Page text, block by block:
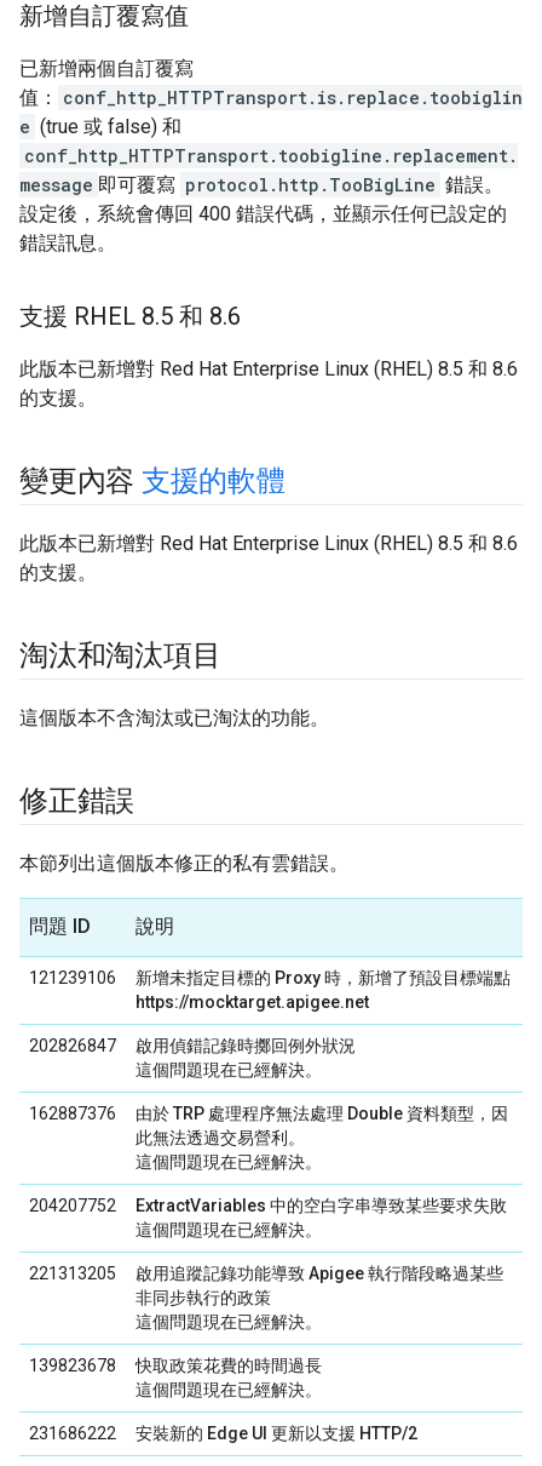
新增自訂覆寫值
已新增兩個自訂覆寫
值：
conf_http_HTTPTransport.is.replace.toobiglin
e (true 或 false) 和
conf_http_HTTPTransport.toobigline.replacement.
message 即可覆寫 protocol.http.TooBigLine 錯誤。
設定後，系統會傳回 400 錯誤代碼，並顯示任何已設定的
錯誤訊息。
支援 RHEL 8.5 和 8.6
此版本已新增對 Red Hat Enterprise Linux (RHEL) 8.5 和 8.6
的支援。
變更內容 支援的軟體
此版本已新增對 Red Hat Enterprise Linux (RHEL) 8.5 和 8.6
的支援。
淘汰和淘汰項目
這個版本不含淘汰或已淘汰的功能。
修正錯誤
本節列出這個版本修正的私有雲錯誤。
問題 ID 說明
121239106
新增未指定目標的 Proxy 時，新增了預設目標端點
https://mocktarget.apigee.net
202826847
啟用偵錯記錄時擲回例外狀況
這個問題現在已經解決。
162887376
由於 TRP 處理程序無法處理 Double 資料類型，因
此無法透過交易營利。
這個問題現在已經解決。
204207752
ExtractVariables 中的空白字串導致某些要求失敗
這個問題現在已經解決。
221313205
啟用追蹤記錄功能導致 Apigee 執行階段略過某些
非同步執行的政策
這個問題現在已經解決。
139823678
快取政策花費的時間過長
這個問題現在已經解決。
231686222 安裝新的 Edge UI 更新以支援 HTTP/2